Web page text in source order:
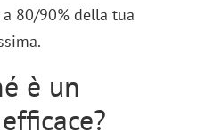
80/90% della tua
è un